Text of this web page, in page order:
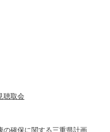
聴取会
の確保に関する三重県計画